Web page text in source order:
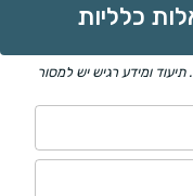
כלליות
ומידע רגיש יש למסור